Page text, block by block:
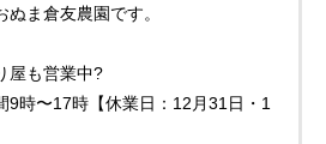
ぬま倉友農園です。
屋も営業中?
9時〜17時【休業日：12月31日・1